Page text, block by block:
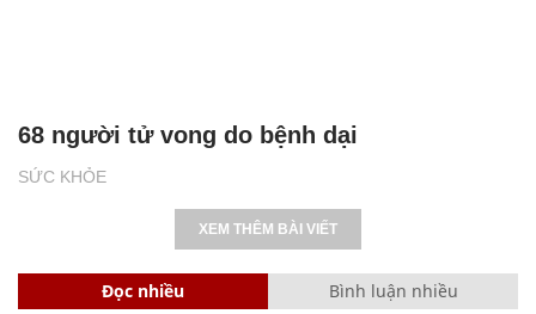
SỨC KHỎE
68 người tử vong do bệnh dại
XEM THÊM BÀI VIẾT
Đọc nhiều Bình luận nhiều